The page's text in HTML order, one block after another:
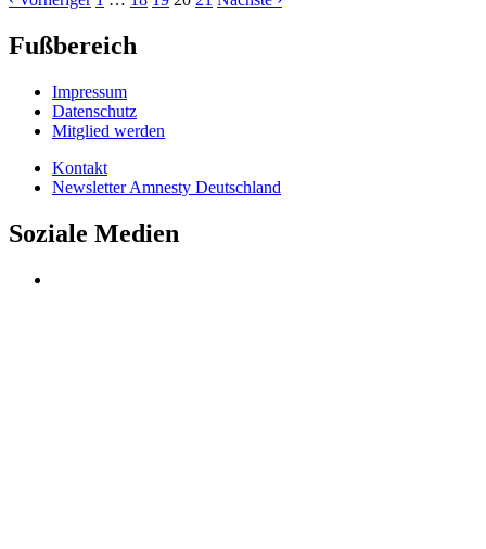
Fußbereich
Impressum
Datenschutz
Mitglied werden
Kontakt
Newsletter Amnesty Deutschland
Soziale Medien